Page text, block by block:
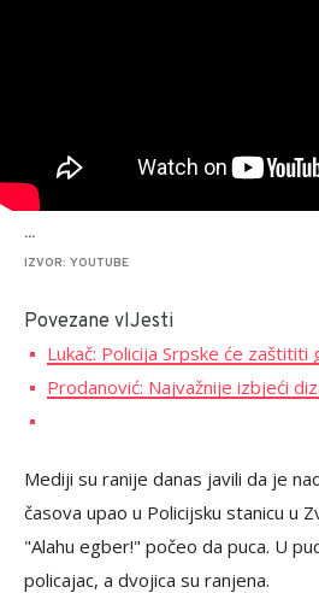
...
IZVOR: YOUTUBE
Povezane vIJesti
Lukač: Policija Srpske će zaštititi
Prodanović: Najvažnije izbjeći
Mediji su ranije danas javili da je
časova upao u Policijsku stanicu u
"Alahu egber!" počeo da puca. U
policajac, a dvojica su ranjena.